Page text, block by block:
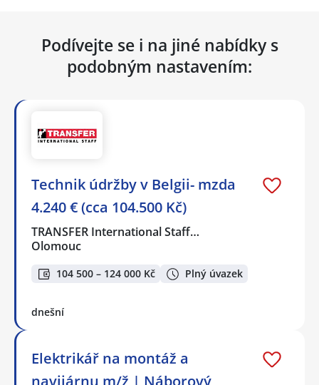
Podívejte se i na jiné nabídky s
podobným nastavením:
Technik údržby v Belgii- mzda
4.240 € (cca 104.500 Kč)
TRANSFER International Staff…
Olomouc
104 500 – 124 000 Kč Plný úvazek
dnešní
Elektrikář na montáž a